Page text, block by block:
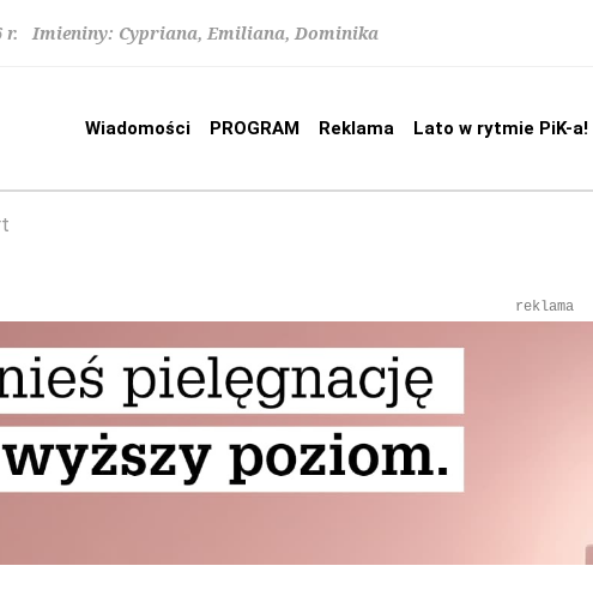
r. Imieniny: Cypriana, Emiliana, Dominika
Wiadomości PROGRAM Reklama Lato w rytmie PiK-a!
reklama